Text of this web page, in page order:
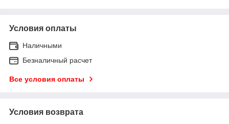
Условия оплаты
Наличными
Безналичный расчет
Все условия оплаты
Условия возврата